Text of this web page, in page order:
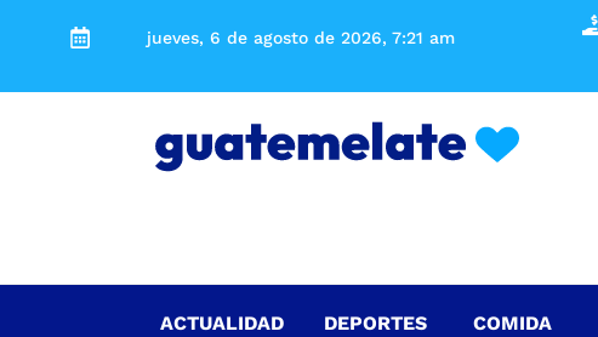
jueves, 6 de agosto de 2026, 7:21 am
ACTUALIDAD DEPORTES COMIDA